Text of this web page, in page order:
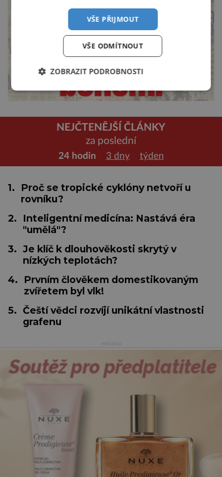
NEJČTENĚJŠÍ ČLÁNKY
za poslední
24 hodin 3 dny týden
1.
Proč se tropické cyklóny netvoří u
rovníku?
2.
Inteligentní medicína: Nastává éra
"umělá"?
3. Je klíč k dlouhověkosti skrytý v
nízkých teplotách?
4.
Prvním člověkem domestikovaným
zvířetem byl vlk!
5. Čeští vědci rozvíjí unikátní vlastnosti
grafenu
VŠE PŘIJMOUT
VŠE ODMÍTNOUT
ZOBRAZIT PODROBNOSTI